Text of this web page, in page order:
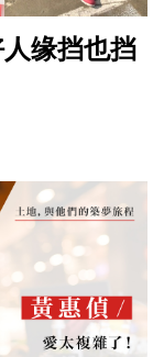
缘挡也挡